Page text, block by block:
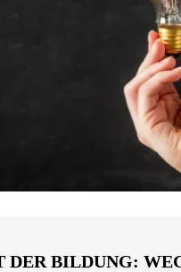
DER BILDUNG: